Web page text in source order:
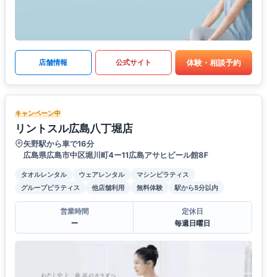
店舗情報 公式サイト 体験・相談予約
キャンペーン中
リントスル広島八丁堀店
矢野駅から車で16分
広島県広島市中区堀川町4ー11広島アサヒビール館8F
タオルレンタル ウェアレンタル
マシンピラティス
グループピラティス
他店舗利用 無料体験 駅から5分以内
営業時間
ー
定休日
毎週日曜日